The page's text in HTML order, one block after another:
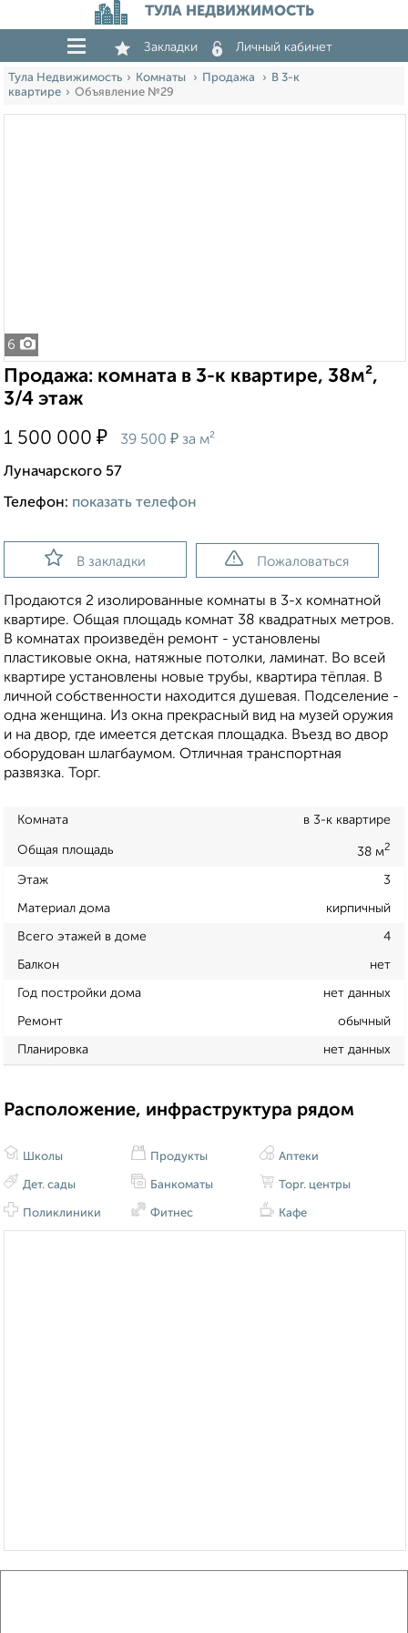
ТУЛА НЕДВИЖИМОСТЬ
Закладки Личный кабинет
Тула Недвижимость Комнаты Продажа
В 3-к
квартире
Объявление №29
6
Продажа: комната в 3-к квартире, 38м²,
3/4 этаж
1 500 000 ₽ 39 500 ₽ за м²
Луначарского 57
Телефон: показать телефон
В закладки Пожаловаться
Продаются 2 изолированные комнаты в 3-х комнатной
квартире. Общая площадь комнат 38 квадратных метров.
В комнатах произведён ремонт - установлены
пластиковые окна, натяжные потолки, ламинат. Во всей
квартире установлены новые трубы, квартира тёплая. В
личной собственности находится душевая. Подселение -
одна женщина. Из окна прекрасный вид на музей оружия
и на двор, где имеется детская площадка. Въезд во двор
оборудован шлагбаумом. Отличная транспортная
развязка. Торг.
Комната в 3-к квартире
Общая площадь 38 м2
Этаж 3
Материал дома кирпичный
Всего этажей в доме 4
Балкон нет
Год постройки дома нет данных
Ремонт обычный
Планировка нет данных
Расположение, инфраструктура рядом
Школы
Дет. сады
Поликлиники
Продукты
Банкоматы
Фитнес
Аптеки
Торг. центры
Кафе